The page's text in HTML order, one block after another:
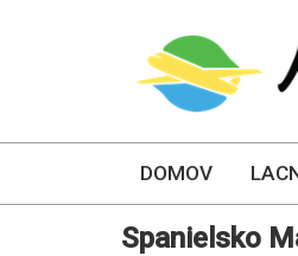
DOMOV
Spanielsko